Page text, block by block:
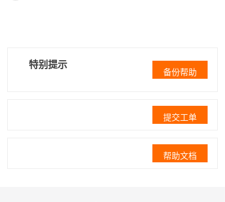
特别提示
备份帮助
提交工单
帮助文档